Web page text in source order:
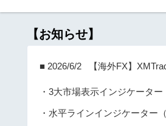
【お知らせ】
■ 2026/6/2 【海外FX】
・3大市場表示インジケーター
・水平ラインインジケーター